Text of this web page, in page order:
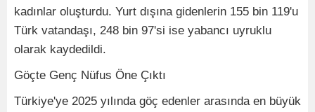
kadınlar oluşturdu. Yurt dışına gidenlerin 155 bin 119'u
Türk vatandaşı, 248 bin 97'si ise yabancı uyruklu
olarak kaydedildi.
Göçte Genç Nüfus Öne Çıktı
Türkiye'ye 2025 yılında göç edenler arasında en büyük